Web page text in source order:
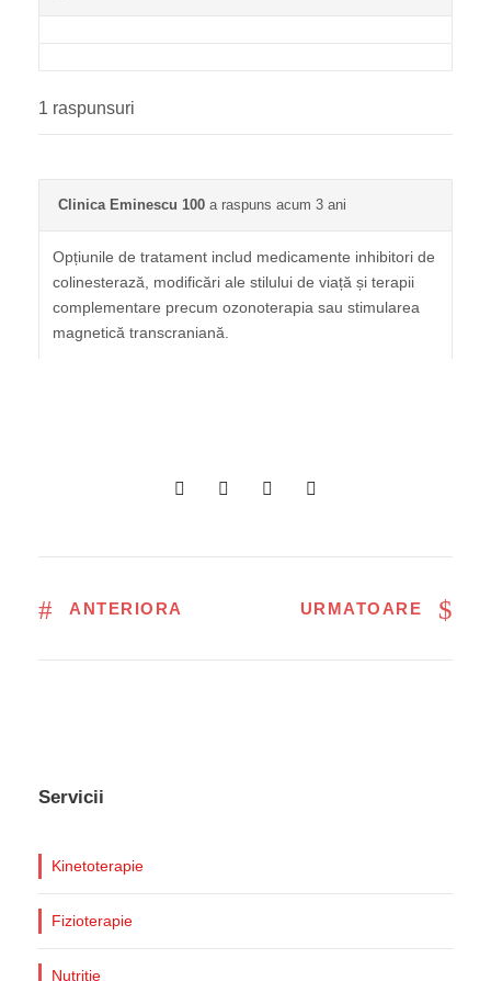
1 raspunsuri
Clinica Eminescu 100 a raspuns acum 3 ani
Opțiunile de tratament includ medicamente inhibitori de
colinesterază, modificări ale stilului de viață și terapii
complementare precum ozonoterapia sau stimularea
magnetică transcraniană.
ANTERIORA URMATOARE
Servicii
Kinetoterapie
Fizioterapie
Nutritie